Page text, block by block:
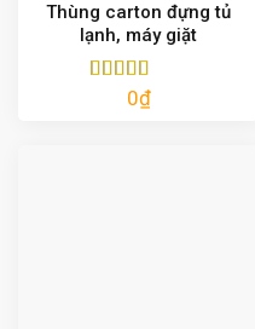
Thùng carton đựng tủ
lạnh, máy giặt
Được xếp
0₫